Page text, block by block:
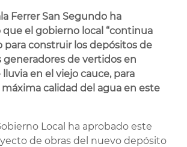
Ferrer San Segundo ha
el gobierno local “continua
para construir los depósitos de
de vertidos en
en el viejo cauce, para
máxima calidad del agua en este
Local ha aprobado este
de obras del nuevo depósito